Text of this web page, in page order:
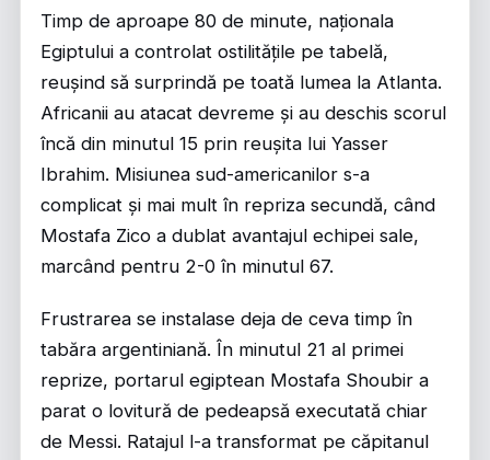
Timp de aproape 80 de minute, naționala
Egiptului a controlat ostilitățile pe tabelă,
reușind să surprindă pe toată lumea la Atlanta.
Africanii au atacat devreme și au deschis scorul
încă din minutul 15 prin reușita lui Yasser
Ibrahim. Misiunea sud-americanilor s-a
complicat și mai mult în repriza secundă, când
Mostafa Zico a dublat avantajul echipei sale,
marcând pentru 2-0 în minutul 67.
Frustrarea se instalase deja de ceva timp în
tabăra argentiniană. În minutul 21 al primei
reprize, portarul egiptean Mostafa Shoubir a
parat o lovitură de pedeapsă executată chiar
de Messi. Ratajul l-a transformat pe căpitanul